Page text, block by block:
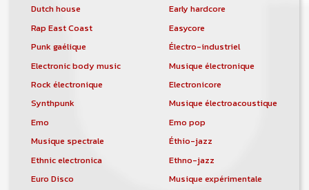
Dutch house
Early hardcore
Rap East Coast
Easycore
Punk gaélique
Électro-industriel
Electronic body music
Musique électronique
Rock électronique
Electronicore
Synthpunk
Musique électroacoustique
Emo
Emo pop
Musique spectrale
Éthio-jazz
Ethnic electronica
Ethno-jazz
Euro Disco
Musique expérimentale